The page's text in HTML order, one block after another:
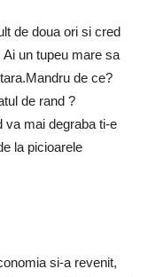
de doua ori si cred
un tupeu mare sa
de ce?
de rand ?
va mai degraba ti-e
la picioarele
si-a revenit,